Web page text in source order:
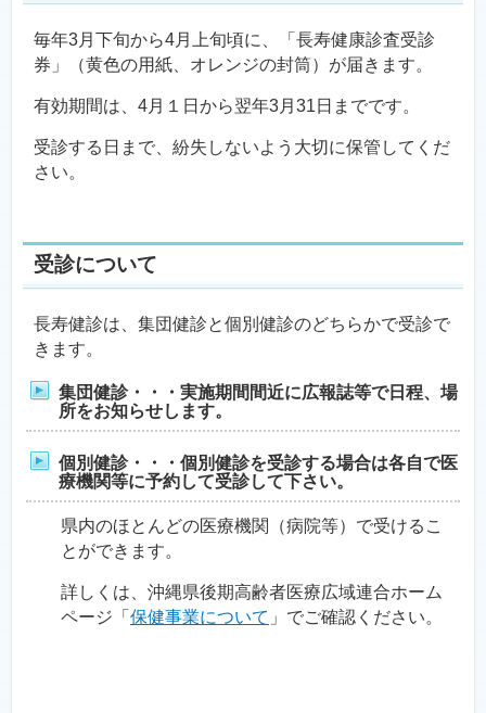
毎年3月下旬から4月上旬頃に、「長寿健康診査受診
券」（黄色の用紙、オレンジの封筒）が届きます。
有効期間は、4月１日から翌年3月31日までです。
受診する日まで、紛失しないよう大切に保管してくだ
さい。
受診について
長寿健診は、集団健診と個別健診のどちらかで受診で
きます。
集団健診・・・実施期間間近に広報誌等で日程、場
所をお知らせします。
個別健診・・・個別健診を受診する場合は各自で医
療機関等に予約して受診して下さい。
県内のほとんどの医療機関（病院等）で受けるこ
とができます。
詳しくは、沖縄県後期高齢者医療広域連合ホーム
ページ「 保健事業について 」でご確認ください。